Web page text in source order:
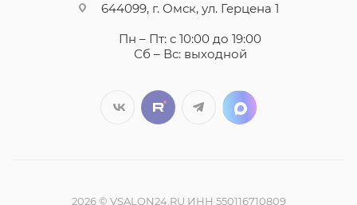
644099, г. Омск, ул. Герцена 1
Пн – Пт: с 10:00 до 19:00
Сб – Вс: выходной
2026 © VSALON24.RU ИНН 550116710809